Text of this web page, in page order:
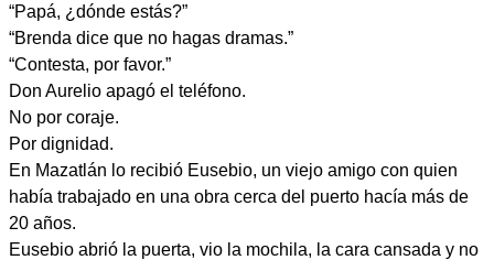
“Papá, ¿dónde estás?”
“Brenda dice que no hagas dramas.”
“Contesta, por favor.”
Don Aurelio apagó el teléfono.
No por coraje.
Por dignidad.
En Mazatlán lo recibió Eusebio, un viejo amigo con quien
había trabajado en una obra cerca del puerto hacía más de
20 años.
Eusebio abrió la puerta, vio la mochila, la cara cansada y no